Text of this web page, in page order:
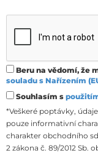
Beru na vědomí, že
souladu s Nařízením
Souhlasím s
*Veškeré poptávky,
pouze informativní
charakter obchodního
2 zákona č. 89/2012 Sb.